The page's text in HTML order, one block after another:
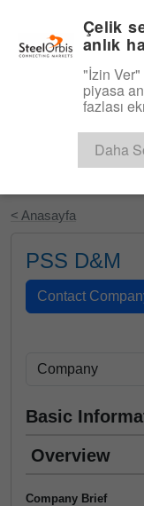
< Anasayfa
PSS D&M
Basic
Overview
Company Brief
Çelik
anlık
"İzin Ver"
piyasa
fazlası
Daha